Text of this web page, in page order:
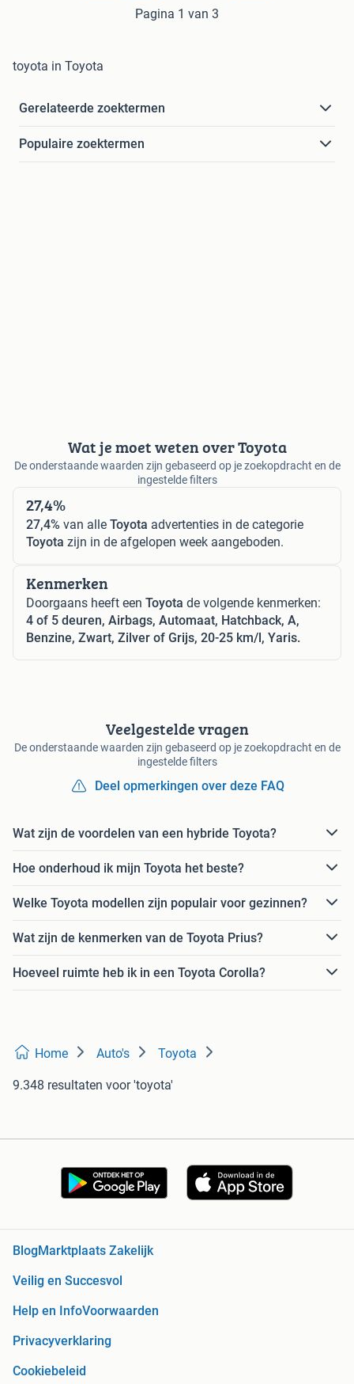
Pagina 1 van 3
toyota in Toyota
Gerelateerde zoektermen
Populaire zoektermen
Wat je moet weten over Toyota
De onderstaande waarden zijn gebaseerd op je zoekopdracht en de
ingestelde filters
27,4%
27,4% van alle Toyota advertenties in de categorie
Toyota zijn in de afgelopen week aangeboden.
Kenmerken
Doorgaans heeft een Toyota de volgende kenmerken:
4 of 5 deuren, Airbags, Automaat, Hatchback, A,
Benzine, Zwart, Zilver of Grijs, 20-25 km/l, Yaris.
Veelgestelde vragen
De onderstaande waarden zijn gebaseerd op je zoekopdracht en de
ingestelde filters
Deel opmerkingen over deze FAQ
Wat zijn de voordelen van een hybride Toyota?
Hoe onderhoud ik mijn Toyota het beste?
Welke Toyota modellen zijn populair voor gezinnen?
Wat zijn de kenmerken van de Toyota Prius?
Hoeveel ruimte heb ik in een Toyota Corolla?
Home Auto's Toyota
9.348 resultaten voor 'toyota'
BlogMarktplaats Zakelijk
Veilig en Succesvol
Help en InfoVoorwaarden
Privacyverklaring
Cookiebeleid